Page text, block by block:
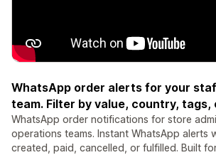
WhatsApp order alerts for your
team. Filter by value, country, tags,
WhatsApp order notifications for store
operations teams. Instant WhatsApp alerts
created, paid, cancelled, or fulfilled. Built